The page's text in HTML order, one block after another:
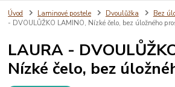
Úvod Laminové postele Dvoulůžka Bez
- DVOULŮŽKO LAMINO, Nízké čelo, bez úložného
LAURA -
Nízké čelo, bez